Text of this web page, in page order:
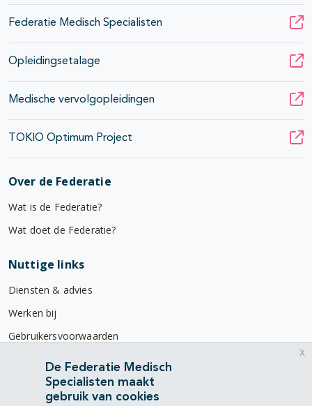
Federatie Medisch Specialisten
Opleidingsetalage
Medische vervolgopleidingen
TOKIO Optimum Project
Over de Federatie
Wat is de Federatie?
Wat doet de Federatie?
Nuttige links
Diensten & advies
Werken bij
Gebruikersvoorwaarden
Privacyverklaring
Contact
De Federatie Medisch
Specialisten maakt
gebruik van cookies
x